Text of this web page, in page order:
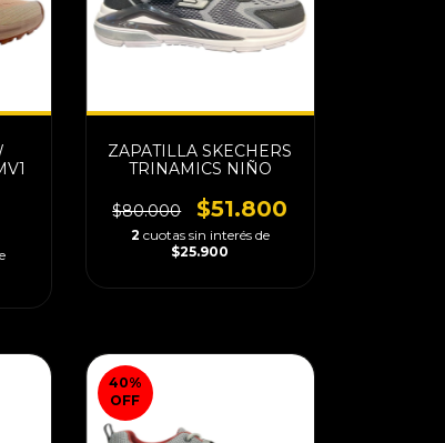
ZAPATILLA SKECHERS
TRINAMICS NIÑO
$80.000 $51.800
2 cuotas sin interés de
$25.900
40%
OFF